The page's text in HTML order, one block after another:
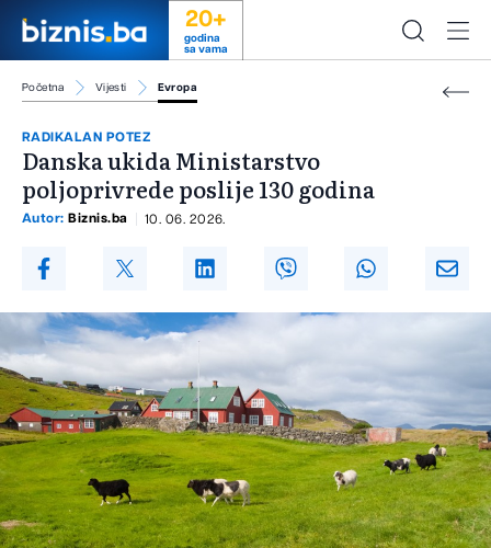
20+
godina
sa vama
Početna Vijesti Evropa
RADIKALAN POTEZ
Danska ukida Ministarstvo
poljoprivrede poslije 130 godina
Autor: Biznis.ba 10. 06. 2026.